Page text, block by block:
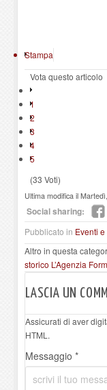
Stampa
Vota questo articolo
1
2
3
4
5
(33 Voti)
Ultima modifica il
Social sharing:
Pubblicato in Eventi
Altro in questa
storico L’Agenzia
LASCIA UN
Assicurati di aver
HTML.
Messaggio *